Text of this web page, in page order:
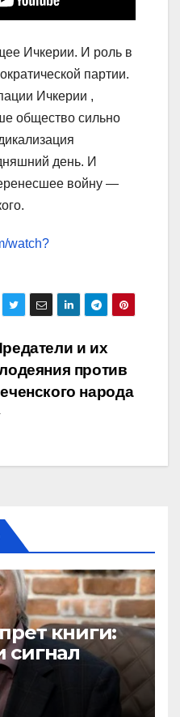
Ичкерии. И роль в
партии.
Ичкерии ,
общество сильно
день. И
войну —
watch?
и их
против
народа
книги:
сигнал